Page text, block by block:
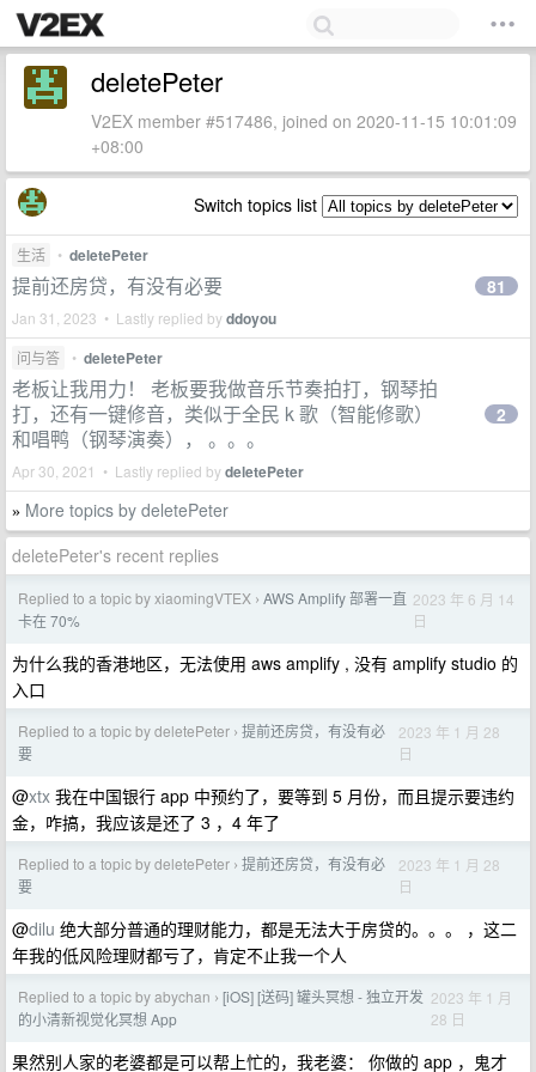
deletePeter
V2EX member #517486, joined on 2020-11-15 10:01:09
+08:00
Switch topics list
生活 • deletePeter
提前还房贷，有没有必要
Jan 31, 2023 • Lastly replied byddoyou
81
问与答 • deletePeter
老板让我用力！ 老板要我做音乐节奏拍打，钢琴拍
打，还有一键修音，类似于全民 k 歌（智能修歌）
和唱鸭（钢琴演奏）， 。。。
Apr 30, 2021 • Lastly replied bydeletePeter
2
» More topics by deletePeter
deletePeter's recent replies
Replied to a topic by xiaomingVTEX › AWS Amplify 部署一直
卡在 70%
2023 年 6 月 14
日
为什么我的香港地区，无法使用 aws amplify , 没有 amplify studio 的
入口
Replied to a topic by deletePeter › 提前还房贷，有没有必
要
2023 年 1 月 28
日
@xtx 我在中国银行 app 中预约了，要等到 5 月份，而且提示要违约
金，咋搞，我应该是还了 3 ，4 年了
Replied to a topic by deletePeter › 提前还房贷，有没有必
要
2023 年 1 月 28
日
@dilu 绝大部分普通的理财能力，都是无法大于房贷的。。。 ，这二
年我的低风险理财都亏了，肯定不止我一个人
Replied to a topic by abychan › [iOS] [送码] 罐头冥想 - 独立开发
的小清新视觉化冥想 App
2023 年 1 月
28 日
果然别人家的老婆都是可以帮上忙的，我老婆： 你做的 app ，鬼才